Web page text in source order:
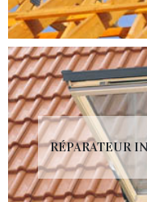
RÉPARATEUR